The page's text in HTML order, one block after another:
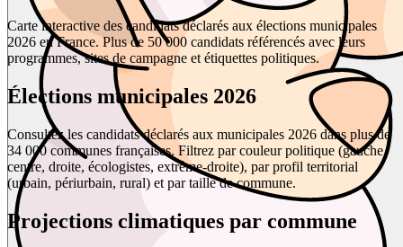
Carte interactive des candidats déclarés aux élections municipales
2026 en France. Plus de 50 000 candidats référencés avec leurs
programmes, sites de campagne et étiquettes politiques.
Élections municipales 2026
Consultez les candidats déclarés aux municipales 2026 dans plus de
34 000 communes françaises. Filtrez par couleur politique (gauche,
centre, droite, écologistes, extrême-droite), par profil territorial
(urbain, périurbain, rural) et par taille de commune.
Projections climatiques par commune